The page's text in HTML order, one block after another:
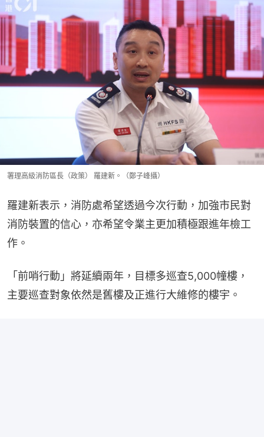
署理高級消防區長（政策） 羅建新。（鄭子峰攝）
羅建新表示，消防處希望透過今次行動，加強市民對
消防裝置的信心，亦希望令業主更加積極跟進年檢工
作。
「前哨行動」將延續兩年，目標多巡查5,000幢樓，
主要巡查對象依然是舊樓及正進行大維修的樓宇。